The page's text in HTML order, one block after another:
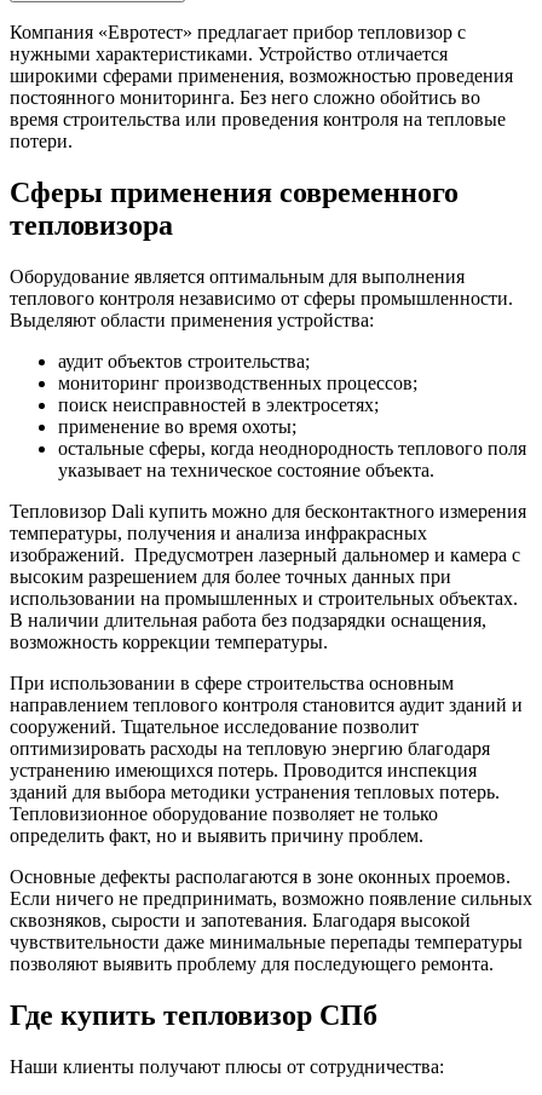
Компания «Евротест» предлагает прибор тепловизор с
нужными характеристиками. Устройство отличается
широкими сферами применения, возможностью проведения
постоянного мониторинга. Без него сложно обойтись во
время строительства или проведения контроля на тепловые
потери.
Сферы применения современного
тепловизора
Оборудование является оптимальным для выполнения
теплового контроля независимо от сферы промышленности.
Выделяют области применения устройства:
аудит объектов строительства;
мониторинг производственных процессов;
поиск неисправностей в электросетях;
применение во время охоты;
остальные сферы, когда неоднородность теплового поля
указывает на техническое состояние объекта.
Тепловизор Dali купить можно для бесконтактного измерения
температуры, получения и анализа инфракрасных
изображений. Предусмотрен лазерный дальномер и камера с
высоким разрешением для более точных данных при
использовании на промышленных и строительных объектах.
В наличии длительная работа без подзарядки оснащения,
возможность коррекции температуры.
При использовании в сфере строительства основным
направлением теплового контроля становится аудит зданий и
сооружений. Тщательное исследование позволит
оптимизировать расходы на тепловую энергию благодаря
устранению имеющихся потерь. Проводится инспекция
зданий для выбора методики устранения тепловых потерь.
Тепловизионное оборудование позволяет не только
определить факт, но и выявить причину проблем.
Основные дефекты располагаются в зоне оконных проемов.
Если ничего не предпринимать, возможно появление сильных
сквозняков, сырости и запотевания. Благодаря высокой
чувствительности даже минимальные перепады температуры
позволяют выявить проблему для последующего ремонта.
Где купить тепловизор СПб
Наши клиенты получают плюсы от сотрудничества: